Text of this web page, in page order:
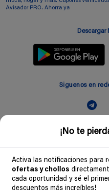
¡No te
Activa las notificaciones para
ofertas y chollos
cada oportunidad y sé el
descuentos más increíbles!
Avisador PRO. Ahorra ya
Descargar
Siguenos en
Comunidad